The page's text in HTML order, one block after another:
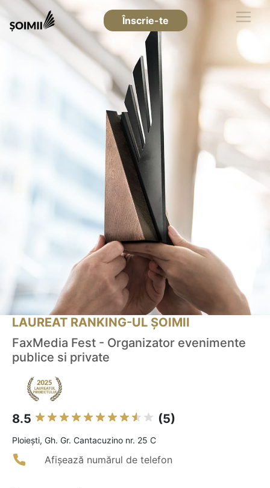
Înscrie-te
LAUREAT RANKING-UL ȘOIMII
FaxMedia Fest - Organizator evenimente
publice si private
8.5 (5)
Ploieşti, Gh. Gr. Cantacuzino nr. 25 C
Afișează numărul de telefon